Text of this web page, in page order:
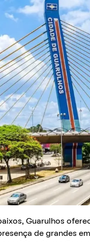
Guarulhos
de grandes